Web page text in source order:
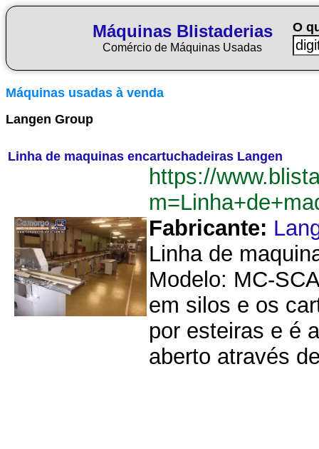
Máquinas Blistaderias
Comércio de Máquinas Usadas
O
Máquinas usadas à venda
Langen Group
Linha de maquinas encartuchadeiras Langen
https://
Fabricante:
Linha de
Modelo: MC-
em silos e os
por esteiras e é
aberto através